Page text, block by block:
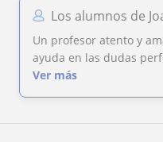
Los alumnos de
Un profesor atento y
ayuda en las dudas
Ver más